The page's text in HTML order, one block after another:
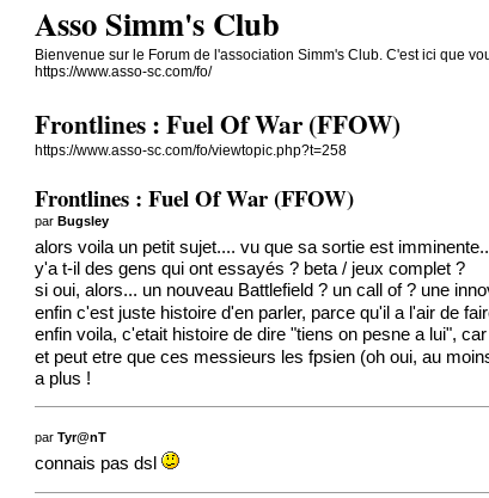
Asso Simm's Club
Bienvenue sur le Forum de l'association Simm's Club. C'est ici que
https://www.asso-sc.com/fo/
Frontlines : Fuel Of War (FFOW)
https://www.asso-sc.com/fo/viewtopic.php?t=258
Frontlines : Fuel Of War (FFOW)
parBugsley
alors voila un petit sujet.... vu que sa sortie est
y'a t-il des gens qui ont essayés ? beta / jeux complet ?
si oui, alors... un nouveau Battlefield ? un call of ? une
enfin c'est juste histoire d'en parler, parce qu'il a l'air de
enfin voila, c'etait histoire de dire "tiens on pesne a lui",
et peut etre que ces messieurs les fpsien (oh oui, au
a plus !
parTyr@nT
connais pas dsl